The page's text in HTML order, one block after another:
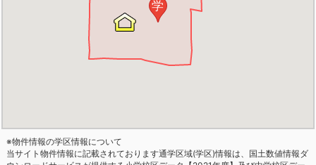
学
※物件情報の学区情報について
当サイト物件情報に記載されております通学区域(学区)情報は、国土数値情報ダ